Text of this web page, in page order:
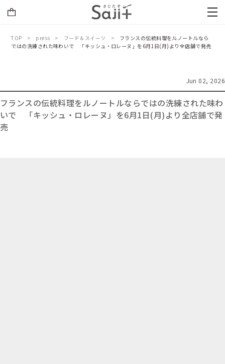
TOP press フード＆スイーツ
フランスの伝統料理をルノートルなら
ではの洗練された味わいで 「キッシュ・ロレーヌ」を6月1日(月)より全店舗で発売
Jun 02, 2026
フランスの伝統料理をルノートルならではの洗練された味わ
いで 「キッシュ・ロレーヌ」を6月1日(月)より全店舗で発
売